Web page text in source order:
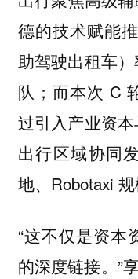
德的技术赋能
助驾驶出租车
队；而本次 C
过引入产业资
出行区域协同
地、Robotaxi
“这不仅是资本
的深度链接。”